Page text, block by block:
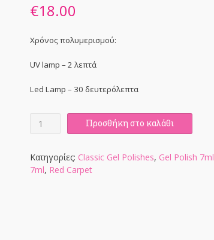
€18.00
Χρόνος πολυμερισμού:
UV lamp – 2 λεπτά
Led Lamp – 30 δευτερόλεπτα
Red
Gel
Polish
Προσθήκη στο καλάθι
Κατηγορίες: Classic Gel Polishes, Gel Polish 7ml
7ml, Red Carpet